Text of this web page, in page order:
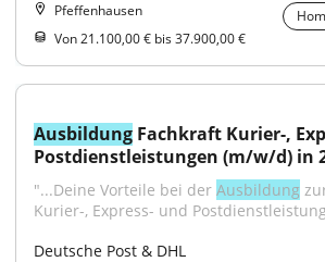
Pfeffenhausen
Von 21.100,00 € bis 37.900,00 €
Ausbildung Fachkraft Kurier-,
Postdienstleistungen (m/w/d) in
"...Deine Vorteile bei der Ausbildung
Kurier-, Express- und
Deutsche Post & DHL